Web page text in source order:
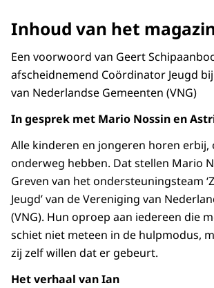
Inhoud van het
Een voorwoord van Geert
afscheidnemend Coördinator Jeugd
van Nederlandse Gemeenten (VNG)
In gesprek met Mario Nossin en
Alle kinderen en jongeren horen erbij,
onderweg hebben. Dat stellen Mario
Greven van het ondersteuningsteam
Jeugd’ van de Vereniging van
(VNG). Hun oproep aan iedereen die
schiet niet meteen in de hulpmodus,
zij zelf willen dat er gebeurt.
Het verhaal van Ian